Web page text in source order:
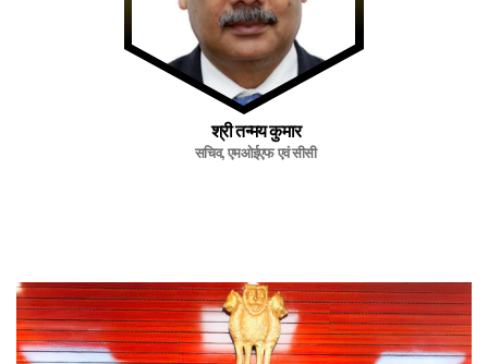
श्री तन्मय कुमार
सचिव, एमओईएफ एवं सीसी